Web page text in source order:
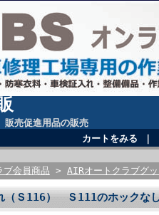
販売促進用品の販売
カートをみる
会員商品 > AIRオートクラブグ
（Ｓ116） Ｓ111のホック